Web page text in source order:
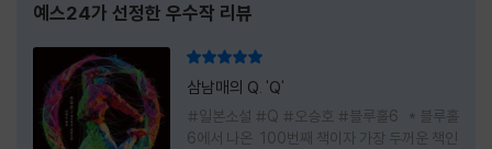
예스24가 선정한 우수작 리뷰
삼남매의 Q. 'Q'
#일본소설 #Q #오승호 #블루홀6 * 블루홀
6에서 나온 100번째 책이자 가장 두꺼운 책인